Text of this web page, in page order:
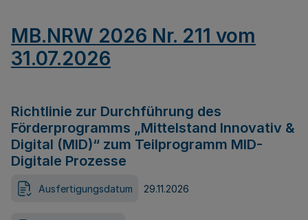
MB.NRW 2026 Nr. 211 vom
31.07.2026
Richtlinie zur Durchführung des
Förderprogramms „Mittelstand Innovativ &
Digital (MID)“ zum Teilprogramm MID-
Digitale Prozesse
Ausfertigungsdatum 29.11.2026